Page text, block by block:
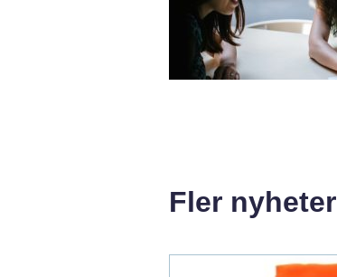
Fler nyheter